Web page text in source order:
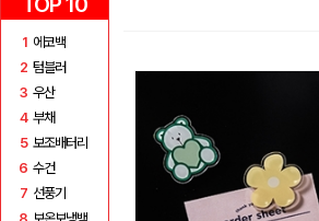
1 에코백
2 텀블러
3 우산
4 부채
5 보조배터리
6 수건
7 선풍기